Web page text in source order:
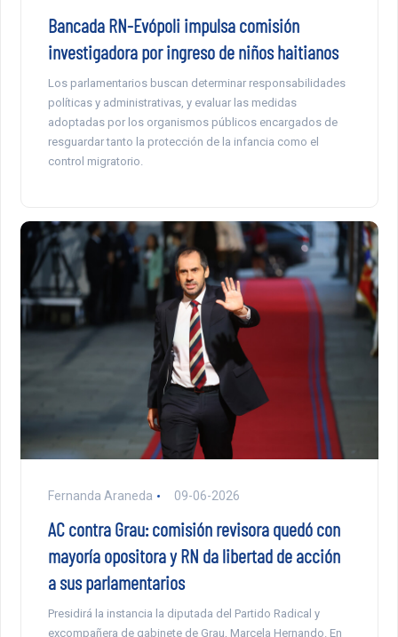
Bancada RN-Evópoli impulsa comisión
investigadora por ingreso de niños haitianos
Los parlamentarios buscan determinar responsabilidades
políticas y administrativas, y evaluar las medidas
adoptadas por los organismos públicos encargados de
resguardar tanto la protección de la infancia como el
control migratorio.
Fernanda Araneda 09-06-2026
AC contra Grau: comisión revisora quedó con
mayoría opositora y RN da libertad de acción
a sus parlamentarios
Presidirá la instancia la diputada del Partido Radical y
excompañera de gabinete de Grau, Marcela Hernando. En